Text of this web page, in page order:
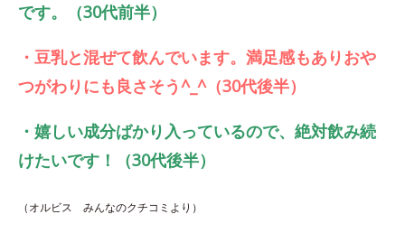
です。（30代前半）
・豆乳と混ぜて飲んでいます。満足感もありおや
つがわりにも良さそう^_^（30代後半）
・嬉しい成分ばかり入っているので、絶対飲み続
けたいです！（30代後半）
（オルビス みんなのクチコミより）